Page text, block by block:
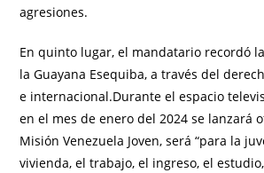
agresiones.
En quinto lugar, el mandatario recordó
la Guayana Esequiba, a través del
e internacional.Durante el espacio
en el mes de enero del 2024 se lanzará
Misión Venezuela Joven, será “para la
vivienda, el trabajo, el ingreso, el